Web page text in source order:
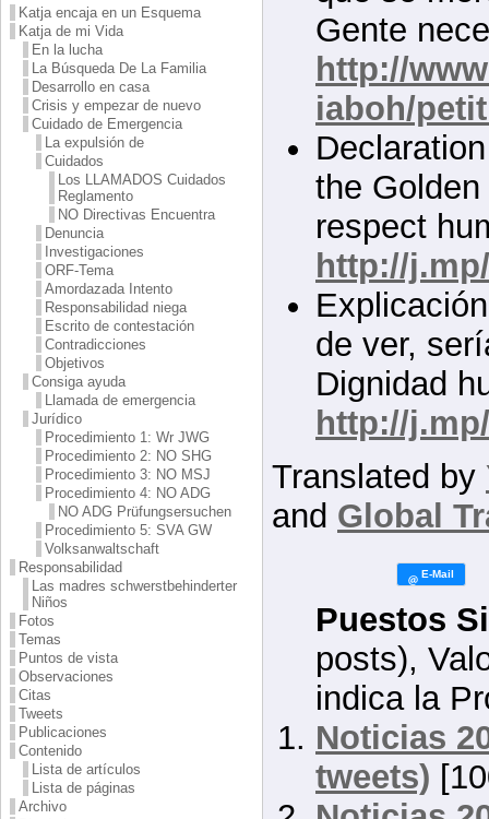
Katja encaja en un Esquema
Katja de mi Vida
En la lucha
La Búsqueda De La Familia
Desarrollo en casa
Crisis y empezar de nuevo
Cuidado de Emergencia
La expulsión de
Cuidados
Los LLAMADOS Cuidados
Reglamento
NO Directivas Encuentra
Denuncia
Investigaciones
ORF-Tema
Amordazada Intento
Responsabilidad niega
Escrito de contestación
Contradicciones
Objetivos
Consiga ayuda
Llamada de emergencia
Jurídico
Procedimiento 1: Wr JWG
Procedimiento 2: NO SHG
Procedimiento 3: NO MSJ
Procedimiento 4: NO ADG
NO ADG Prüfungsersuchen
Procedimiento 5: SVA GW
Volksanwaltschaft
Responsabilidad
Las madres schwerstbehinderter
Niños
Fotos
Temas
Puntos de vista
Observaciones
Citas
Tweets
Publicaciones
Contenido
Lista de artículos
Lista de páginas
Archivo
Gente
http://
iaboh/
the
respect
http://
de ver,
Dignidad
http://
Translated by
and Global
Puestos
posts),
indica la
Noticias
tweets)